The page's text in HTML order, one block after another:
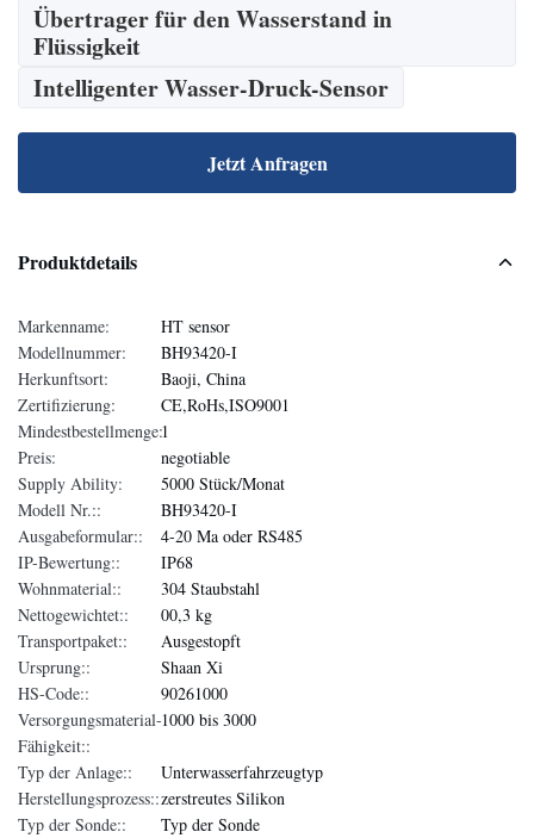
Übertrager für den Wasserstand in
Flüssigkeit
Intelligenter Wasser-Druck-Sensor
Jetzt Anfragen
Produktdetails
Markenname:
HT sensor
Modellnummer:
BH93420-I
Herkunftsort:
Baoji, China
Zertifizierung:
CE,RoHs,ISO9001
Mindestbestellmenge:1
Preis:
negotiable
Supply Ability:
5000 Stück/Monat
Modell Nr.::
BH93420-I
Ausgabeformular::
4-20 Ma oder RS485
IP-Bewertung::
IP68
Wohnmaterial::
304 Staubstahl
Nettogewichtet::
00,3 kg
Transportpaket::
Ausgestopft
Ursprung::
Shaan Xi
HS-Code::
90261000
Versorgungsmaterial-
Fähigkeit::
1000 bis 3000
Typ der Anlage::
Unterwasserfahrzeugtyp
Herstellungsprozess::zerstreutes Silikon
Typ der Sonde::
Typ der Sonde